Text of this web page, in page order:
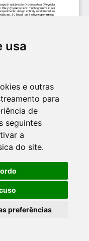
usa
e outras
para
de
seguintes
a
do site.
preferências